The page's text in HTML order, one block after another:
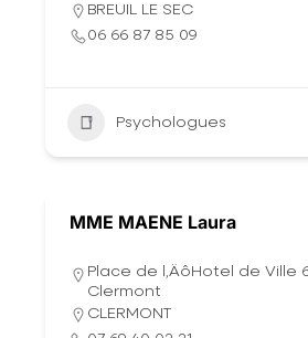
BREUIL LE SEC
06 66 87 85 09
Psychologues
MME MAENE Laura
Place de l‚ÄôHotel de Ville
Clermont
CLERMONT